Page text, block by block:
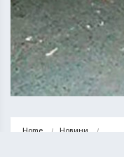
Home Новини